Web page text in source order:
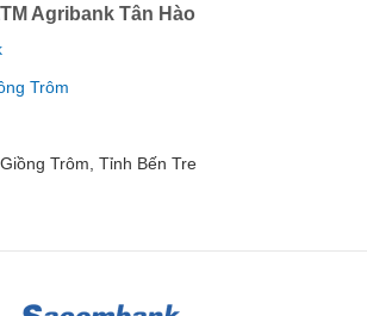
Agribank Tân Hào
Trôm
Trôm, Tỉnh Bến Tre